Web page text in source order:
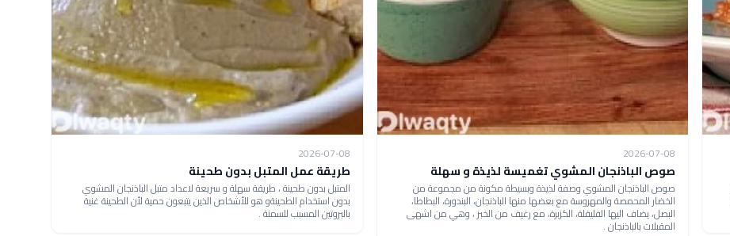
2026-07-08
صوص الباذنجان المشوي تغميسة لذيذة و سهلة
صوص الباذنجان المشوي وصفة لذيذة وبسيطة مكونة من مجموعة من
الخضار المحمصة والمهروسة مع بعضها منها الباذنجان، البندورة، البطاطا،
البصل، يضاف اليها الفليفلة، الكزبرة، مع رغيف من الخبز ، وهي من اشهى
المقبلات بالباذنجان .
2026-07-08
طريقة عمل المتبل بدون طحينة
المتبل بدون طحينة ، طريقة سهلة و سريعة لاعداد متبل الباذنجان المشوي
بدون استخدام الطحينةو هو للأشخاص الذين يتبعون حمية لأن الطحينة غنية
بالبروتين المسبب للسمنة .